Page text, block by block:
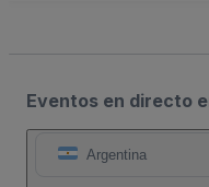
Eventos en directo
Argentina